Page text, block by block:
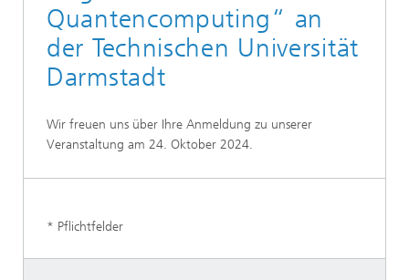
Quantencomputing“ an
der Technischen Universität
Darmstadt
Wir freuen uns über Ihre Anmeldung zu unserer
Veranstaltung am 24. Oktober 2024.
* Pflichtfelder